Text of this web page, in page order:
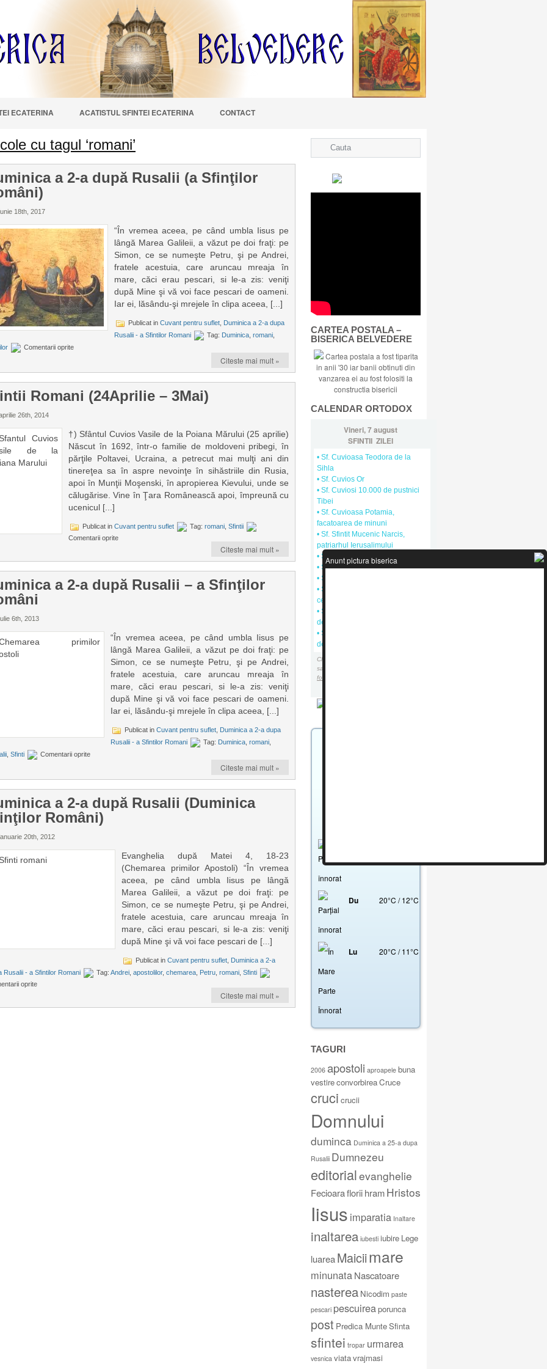
ECATERINA ACATISTUL SFINTEI ECATERINA CONTACT
cu tagul ‘romani’
a 2-a după Rusalii (a Sfinţilor
18th, 2017
“În vremea aceea, pe când umbla Iisus pe
lângă Marea Galileii, a văzut pe doi fraţi: pe
Simon, ce se numeşte Petru, şi pe Andrei,
fratele acestuia, care aruncau mreaja în
mare, căci erau pescari, si le-a zis: veniţi
după Mine şi vă voi face pescari de oameni.
Iar ei, lăsându-şi mrejele în clipa aceea, [...]
Publicat in Cuvant pentru suflet Duminica a 2-a dupa
Rusalii - a Sfintilor Romani
Tag: Duminica romani
Comentarii oprite
Citeste mai mult »
Romani (24Aprilie – 3Mai)
26th, 2014
†) Sfântul Cuvios Vasile de la Poiana Mărului (25 aprilie)
Născut în 1692, într-o familie de moldoveni pribegi, în
părţile Poltavei, Ucraina, a petrecut mai mulţi ani din
tinereţea sa în aspre nevoinţe în sihăstriile din Rusia,
apoi în Munţii Moşenski, în apropierea Kievului, unde se
călugărise. Vine în Ţara Românească apoi, împreună cu
ucenicul [...]
Publicat in Cuvant pentru suflet Tag: romani Sfintii
Comentarii oprite
Citeste mai mult »
a 2-a după Rusalii – a Sfinţilor
6th, 2013
“În vremea aceea, pe când umbla Iisus pe
lângă Marea Galileii, a văzut pe doi fraţi: pe
Simon, ce se numeşte Petru, şi pe Andrei,
fratele acestuia, care aruncau mreaja în
mare, căci erau pescari, si le-a zis: veniţi
după Mine şi vă voi face pescari de oameni.
Iar ei, lăsându-şi mrejele în clipa aceea, [...]
Publicat in Cuvant pentru suflet Duminica a 2-a dupa
Rusalii - a Sfintilor Romani
Tag: Duminica romani
Sfinti Comentarii oprite
Citeste mai mult »
a 2-a după Rusalii (Duminica
Români)
20th, 2012
Evanghelia după Matei 4, 18-23
(Chemarea primilor Apostoli) “În vremea
aceea, pe când umbla Iisus pe lângă
Marea Galileii, a văzut pe doi fraţi: pe
Simon, ce se numeşte Petru, şi pe Andrei,
fratele acestuia, care aruncau mreaja în
mare, căci erau pescari, si le-a zis: veniţi
după Mine şi vă voi face pescari de [...]
Publicat in Cuvant pentru suflet Duminica a 2-a
Rusalii - a Sfintilor Romani
Tag: Andrei apostolilor, chemarea Petru romani Sfinti
oprite
Citeste mai mult »
CARTEA POSTALA –
BISERICA BELVEDERE
Cartea postala a fost tiparita
in anii '30 iar banii obtinuti din
vanzarea ei au fost folositi la
constructia bisericii
CALENDAR ORTODOX
Vineri, 7 august
SFINTII ZILEI
• Sf. Cuvioasa Teodora de la
Sihla
• Sf. Cuvios Or
• Sf. Cuviosi 10.000 de pustnici
Tibei
• Sf. Cuvioasa Potamia,
facatoarea de minuni
• Sf. Sfintit Mucenic Narcis,
patriarhul Ierusalimului
• Sf. Cuvios Asterie Singliticul
• Sf. Sozont cel din Nicomidia
• Sf. Iperehie
• Sf. Cuvios Teodosie, doctorul
cel nou
• Sf. Cuvios Dometie, facatorul
de minuni
• Sf. Cuvios Nicanor, facatorul
de minuni
Click
sau click
format audio mp3
Du 20°C / 12°C
Lu 20°C / 11°C
TAGURI
2006 apostoli aproapele buna
vestireconvorbireaCruce
cruci crucii
Domnului
duminca Duminica a 25-a dupa
Rusalii Dumnezeu
editorialevanghelie
FecioarafloriihramHristos
Iisus imparatia Inaltare
inaltarea iubesti iubire Lege
luareaMaiciimare
minunataNascatoare
nasterea Nicodim paste
pescari pescuireaporunca
post Predica MunteSfinta
sfintei tropar urmarea
vesnica viatavrajmasi
Anunt pictura biserica